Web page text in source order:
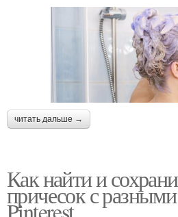
читать дальше →
Как найти и
причесок с